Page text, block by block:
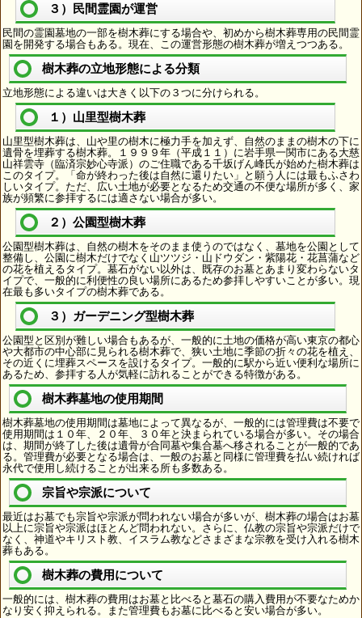
３）民間霊園が運営
民間の霊園墓地の一部を樹木葬にする場合や、初めから樹木葬専用の民間霊
園を開発する場合もある。現在、この運営形態の樹木葬が増えつつある。
樹木葬の立地形態による分類
立地形態による違いは大きく以下の３つに分けられる。
１）山里型樹木葬
山里型樹木葬は、山や里の樹木に極力手を加えず、自然のままの樹木の下に
遺骨を埋葬する樹木葬。１９９９年（平成１１）に岩手県一関市にある大慈
山祥雲寺（臨済宗妙心寺派）のご住職である千坂げん峰氏が始めた樹木葬は
このタイプ。「命が終わった後は自然に還りたい」と願う人には最もふさわ
しいタイプ。ただ、広い土地が必要となるため交通の不便な場所が多く、家
族が頻繁に参拝するには適さない場合が多い。
２）公園型樹木葬
公園型樹木葬は、自然の樹木をそのまま使うのではなく、墓地を公園として
整備し、公園に樹木だけでなく山ツツジ・山ドウダン・紫陽花・花菖蒲など
の花を植えるタイプ。墓石がない以外は、既存のお墓とあまり変わらないタ
イプで、一般的に利便性の良い場所にあるため参拝しやすいことが多い。現
在最も多いタイプの樹木葬である。
３）ガーデニング型樹木葬
公園型と区別が難しい場合もあるが、一般的に土地の価格が高い東京の都心
や大都市の中心部に見られる樹木葬で、狭い土地に季節の折々の花を植え、
その近くに埋葬スペースを設けるタイプ。一般的に駅から近い便利な場所に
あるため、参拝する人が気軽に訪れることができる特徴がある。
樹木葬墓地の使用期間
樹木葬墓地の使用期間は墓地によって異なるが、一般的には管理費は不要で
使用期間は１０年、２０年、３０年と決まられている場合が多い。その場合
は、期間が終了した後は遺骨が合同墓や集合墓へ移されることが一般的であ
る。管理費が必要となる場合は、一般のお墓と同様に管理費を払い続ければ
永代で使用し続けることが出来る所も多数ある。
宗旨や宗派について
最近はお墓でも宗旨や宗派が問われない場合が多いが、樹木葬の場合はお墓
以上に宗旨や宗派はほとんど問われない。さらに、仏教の宗旨や宗派だけで
なく、神道やキリスト教、イスラム教などさまざまな宗教を受け入れる樹木
葬もある。
樹木葬の費用について
一般的には、樹木葬の費用はお墓と比べると墓石の購入費用が不要なためか
なり安く抑えられる。また管理費もお墓に比べると安い場合が多い。